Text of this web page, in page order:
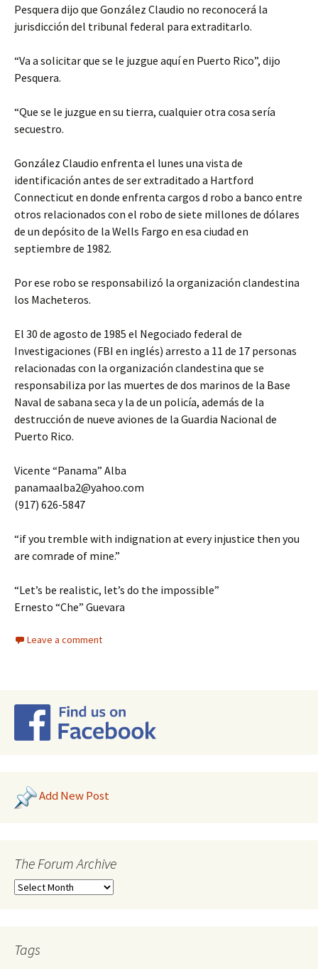
Pesquera dijo que González Claudio no reconocerá la
jurisdicción del tribunal federal para extraditarlo.
“Va a solicitar que se le juzgue aquí en Puerto Rico”, dijo
Pesquera.
“Que se le juzgue en su tierra, cualquier otra cosa sería
secuestro.
González Claudio enfrenta el lunes una vista de
identificación antes de ser extraditado a Hartford
Connecticut en donde enfrenta cargos d robo a banco entre
otros relacionados con el robo de siete millones de dólares
de un depósito de la Wells Fargo en esa ciudad en
septiembre de 1982.
Por ese robo se responsabilizó la organización clandestina
los Macheteros.
El 30 de agosto de 1985 el Negociado federal de
Investigaciones (FBI en inglés) arresto a 11 de 17 personas
relacionadas con la organización clandestina que se
responsabiliza por las muertes de dos marinos de la Base
Naval de sabana seca y la de un policía, además de la
destrucción de nueve aviones de la Guardia Nacional de
Puerto Rico.
Vicente “Panama” Alba
panamaalba2@yahoo.com
(917) 626-5847
“if you tremble with indignation at every injustice then you
are comrade of mine.”
“Let’s be realistic, let’s do the impossible”
Ernesto “Che” Guevara
Leave a comment
Add New Post
The Forum Archive
Tags